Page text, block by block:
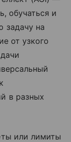
обучаться и
задачу на
от узкого
в разных
или лимиты